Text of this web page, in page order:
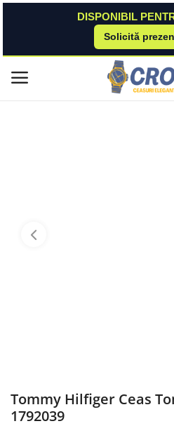
DISPONIBIL
Solicită
Meniu principal
Ceasuri
Tommy Hilfiger Ceas Tommy Hilfiger
Tommy Hilfiger Ceas
1792039